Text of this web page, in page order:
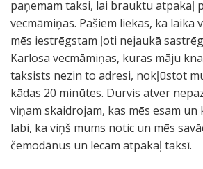
paņemam taksi, lai brauktu atpakaļ
vecmāmiņas. Pašiem liekas, ka laika
mēs iestrēgstam ļoti nejaukā
Karlosa vecmāmiņas, kuras māju
taksists nezin to adresi, nokļūstot
kādas 20 minūtes. Durvis atver
viņam skaidrojam, kas mēs esam un
labi, ka viņš mums notic un mēs
čemodānus un lecam atpakaļ taksī.